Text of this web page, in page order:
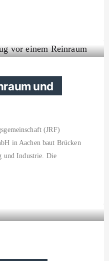
und
(JRF)
in Aachen baut Brücken
und Industrie. Die